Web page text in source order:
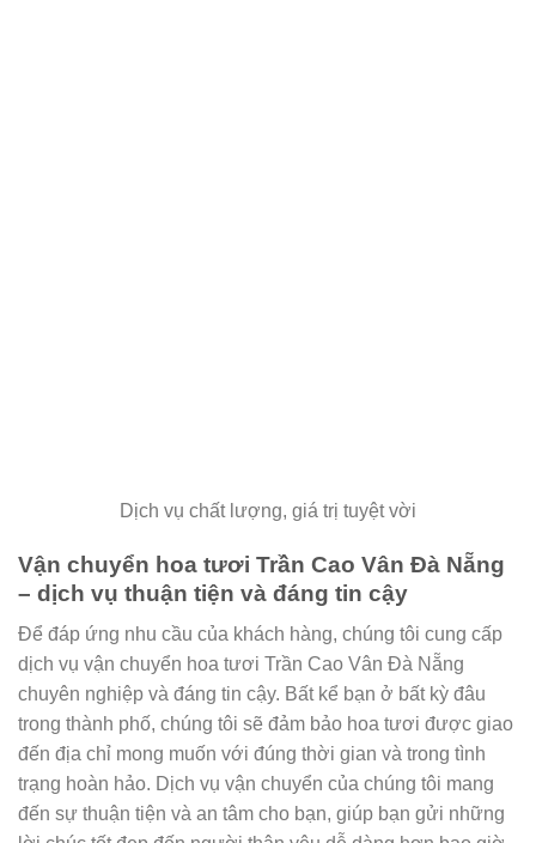
Dịch vụ chất lượng, giá trị tuyệt vời
Vận chuyển hoa tươi Trần Cao Vân Đà Nẵng
– dịch vụ thuận tiện và đáng tin cậy
Để đáp ứng nhu cầu của khách hàng, chúng tôi cung cấp
dịch vụ vận chuyển hoa tươi Trần Cao Vân Đà Nẵng
chuyên nghiệp và đáng tin cậy. Bất kể bạn ở bất kỳ đâu
trong thành phố, chúng tôi sẽ đảm bảo hoa tươi được giao
đến địa chỉ mong muốn với đúng thời gian và trong tình
trạng hoàn hảo. Dịch vụ vận chuyển của chúng tôi mang
đến sự thuận tiện và an tâm cho bạn, giúp bạn gửi những